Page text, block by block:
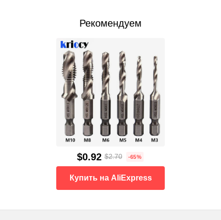
Рекомендуем
$0.92 $2.70 -65%
Купить на AliExpress